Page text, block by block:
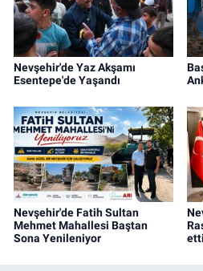
Nevşehir'de Yaz Akşamı
Esentepe'de Yaşandı
Nevşehir'de Fatih Sultan
Mehmet Mahallesi Baştan
Sona Yenileniyor
etti